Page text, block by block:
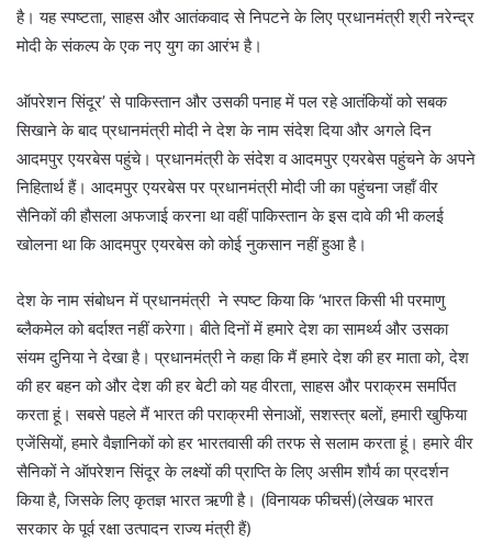
है। यह स्पष्टता, साहस और आतंकवाद से निपटने के लिए प्रधानमंत्री श्री नरेन्‍द्र
मोदी के संकल्प के एक नए युग का आरंभ है।
ऑपरेशन सिंदूर’ से पाकिस्तान और उसकी पनाह में पल रहे आतंकियों को सबक
सिखाने के बाद प्रधानमंत्री मोदी ने देश के नाम संदेश दिया और अगले दिन
आदमपुर एयरबेस पहुंचे। प्रधानमंत्री के संदेश व आदमपुर एयरबेस पहुंचने के अपने
निहितार्थ हैं। आदमपुर एयरबेस पर प्रधानमंत्री मोदी जी का पहुंचना जहॉं वीर
सैनिकों की हौसला अफजाई करना था वहीं पाकिस्‍तान के इस दावे की भी कलई
खोलना था कि आदमपुर एयरबेस को कोई नुकसान नहीं हुआ है।
देश के नाम संबोधन में प्रधानमंत्री ने स्‍पष्‍ट किया कि ‘भारत किसी भी परमाणु
ब्‍लैकमेल को बर्दाश्‍त नहीं करेगा। बीते दिनों में हमारे देश का सामर्थ्य और उसका
संयम दुनिया ने देखा है। प्रधानमंत्री ने कहा कि मैं हमारे देश की हर माता को, देश
की हर बहन को और देश की हर बेटी को यह वीरता, साहस और पराक्रम समर्पित
करता हूं। सबसे पहले मैं भारत की पराक्रमी सेनाओं, सशस्त्र बलों, हमारी खुफिया
एजेंसियों, हमारे वैज्ञानिकों को हर भारतवासी की तरफ से सलाम करता हूं। हमारे वीर
सैनिकों ने ऑपरेशन सिंदूर के लक्ष्यों की प्राप्ति के लिए असीम शौर्य का प्रदर्शन
किया है, जिसके लिए कृतज्ञ भारत ऋणी है। (विनायक फीचर्स)(लेखक भारत
सरकार के पूर्व रक्षा उत्‍पादन राज्‍य मंत्री हैं)